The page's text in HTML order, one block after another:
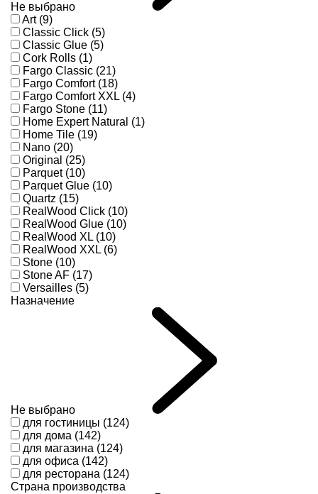
Не выбрано
Art (9)
Classic Click (5)
Classic Glue (5)
Cork Rolls (1)
Fargo Classic (21)
Fargo Comfort (18)
Fargo Comfort XXL (4)
Fargo Stone (11)
Home Expert Natural (1)
Home Tile (19)
Nano (20)
Original (25)
Parquet (10)
Parquet Glue (10)
Quartz (15)
RealWood Click (10)
RealWood Glue (10)
RealWood XL (10)
RealWood XXL (6)
Stone (10)
Stone AF (17)
Versailles (5)
Назначение
Не выбрано
для гостиницы (124)
для дома (142)
для магазина (124)
для офиса (142)
для ресторана (124)
Страна производства